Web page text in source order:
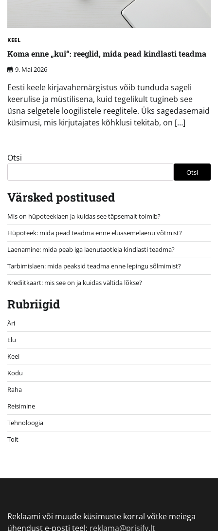
KEEL
Koma enne „kui“: reeglid, mida pead kindlasti teadma
9. Mai 2026
Eesti keele kirjavahemärgistus võib tunduda sageli
keerulise ja müstilisena, kuid tegelikult tugineb see
üsna selgetele loogilistele reeglitele. Üks sagedasemaid
küsimusi, mis kirjutajates kõhklusi tekitab, on […]
Otsi
Otsi
Värsked postitused
Mis on hüpoteeklaen ja kuidas see täpsemalt toimib?
Hüpoteek: mida pead teadma enne eluasemelaenu võtmist?
Laenamine: mida peab iga laenutaotleja kindlasti teadma?
Tarbimislaen: mida peaksid teadma enne lepingu sõlmimist?
Krediitkaart: mis see on ja kuidas vältida lõkse?
Rubriigid
Äri
Elu
Keel
Kodu
Raha
Reisimine
Tehnoloogia
Toit
Reklaami või muude küsimuste korral võtke meiega
ühendust e-posti teel: reklama@prisify.lt